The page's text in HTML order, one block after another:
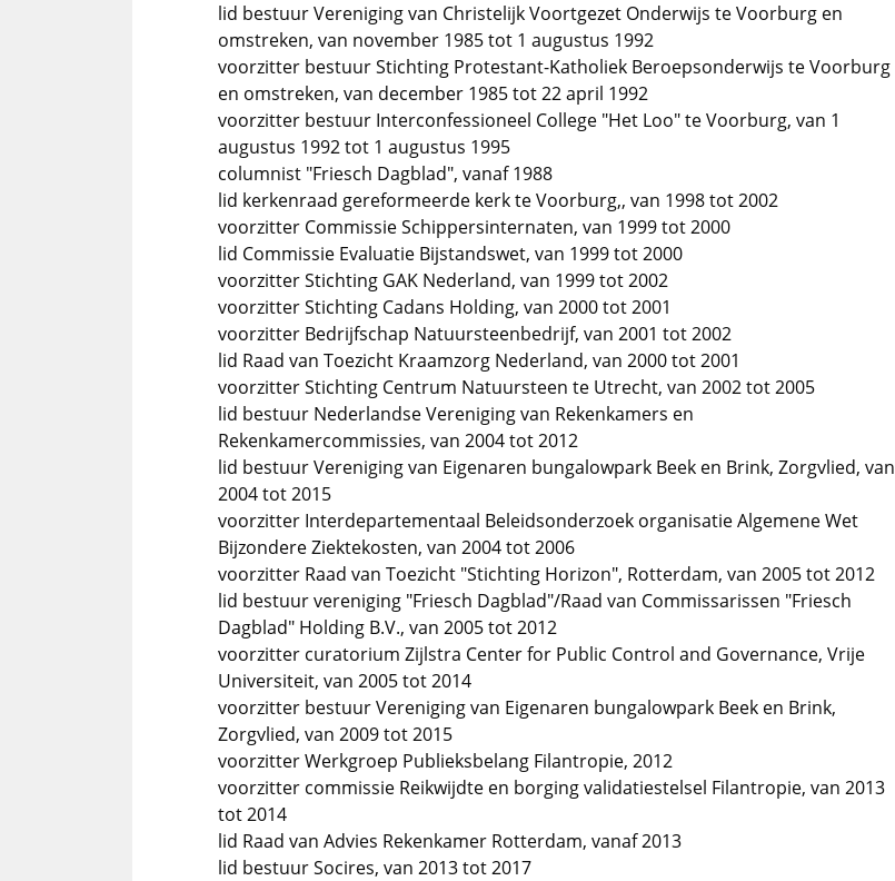
lid bestuur Vereniging van Christelijk Voortgezet Onderwijs te Voorburg en
omstreken, van november 1985 tot 1 augustus 1992
voorzitter bestuur Stichting Protestant-Katholiek Beroepsonderwijs te Voorburg
en omstreken, van december 1985 tot 22 april 1992
voorzitter bestuur Interconfessioneel College "Het Loo" te Voorburg, van 1
augustus 1992 tot 1 augustus 1995
columnist "Friesch Dagblad", vanaf 1988
lid kerkenraad gereformeerde kerk te Voorburg,, van 1998 tot 2002
voorzitter Commissie Schippersinternaten, van 1999 tot 2000
lid Commissie Evaluatie Bijstandswet, van 1999 tot 2000
voorzitter Stichting GAK Nederland, van 1999 tot 2002
voorzitter Stichting Cadans Holding, van 2000 tot 2001
voorzitter Bedrijfschap Natuursteenbedrijf, van 2001 tot 2002
lid Raad van Toezicht Kraamzorg Nederland, van 2000 tot 2001
voorzitter Stichting Centrum Natuursteen te Utrecht, van 2002 tot 2005
lid bestuur Nederlandse Vereniging van Rekenkamers en
Rekenkamercommissies, van 2004 tot 2012
lid bestuur Vereniging van Eigenaren bungalowpark Beek en Brink, Zorgvlied, van
2004 tot 2015
voorzitter Interdepartementaal Beleidsonderzoek organisatie Algemene Wet
Bijzondere Ziektekosten, van 2004 tot 2006
voorzitter Raad van Toezicht "Stichting Horizon", Rotterdam, van 2005 tot 2012
lid bestuur vereniging "Friesch Dagblad"/Raad van Commissarissen "Friesch
Dagblad" Holding B.V., van 2005 tot 2012
voorzitter curatorium Zijlstra Center for Public Control and Governance, Vrije
Universiteit, van 2005 tot 2014
voorzitter bestuur Vereniging van Eigenaren bungalowpark Beek en Brink,
Zorgvlied, van 2009 tot 2015
voorzitter Werkgroep Publieksbelang Filantropie, 2012
voorzitter commissie Reikwijdte en borging validatiestelsel Filantropie, van 2013
tot 2014
lid Raad van Advies Rekenkamer Rotterdam, vanaf 2013
lid bestuur Socires, van 2013 tot 2017